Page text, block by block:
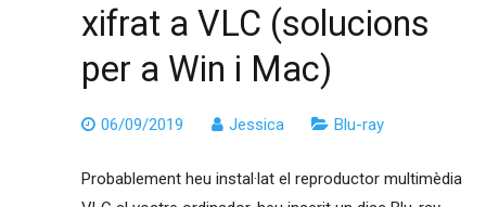
xifrat a VLC (solucions
per a Win i Mac)
06/09/2019 Jessica Blu-ray
Probablement heu instal·lat el reproductor multimèdia